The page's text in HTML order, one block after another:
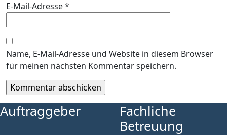
E-Mail-Adresse*
Name, E-Mail-Adresse und Website in diesem Browser
für meinen nächsten Kommentar speichern.
Auftraggeber
Fachliche
Betreuung